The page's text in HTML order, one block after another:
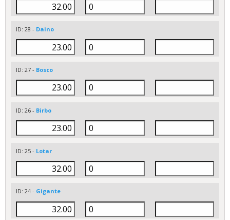
ID: 28 - Daino
ID: 27 - Bosco
ID: 26 - Birbo
ID: 25 - Lotar
ID: 24 - Gigante